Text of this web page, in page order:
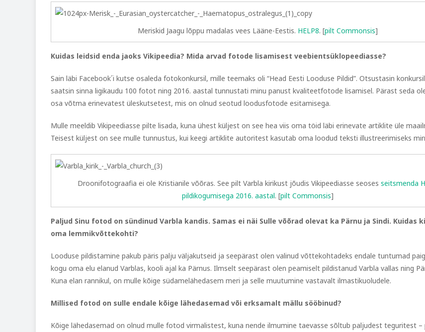
Meriskid Jaagu lõppu madalas vees Lääne-Eestis. HELP8. [pilt Commonsis]
Kuidas leidsid enda jaoks Vikipeedia? Mida arvad fotode lisamisest veebientsüklopeediasse?
Sain läbi Facebook´i kutse osaleda fotokonkursil, mille teemaks oli “Head Eesti Looduse Pildid”. Otsustasin
saatsin sinna ligikaudu 100 fotot ning 2016. aastal tunnustati minu panust kvaliteetfotode lisamisel. Pärast seda
osa võtma erinevatest üleskutsetest, mis on olnud seotud loodusfotode esitamisega.
Mulle meeldib Vikipeediasse pilte lisada, kuna ühest küljest on see hea viis oma töid läbi erinevate artiklite üle
Teisest küljest on see mulle tunnustus, kui keegi artiklite autoritest kasutab oma loodud teksti illustreerimiseks
Droonifotograafia ei ole Kristianile võõras. See pilt Varbla kirikust jõudis Vikipeediasse seoses seitsmenda
pildikogumisega 2016. aastal. [pilt Commonsis]
Paljud Sinu fotod on sündinud Varbla kandis. Samas ei näi Sulle võõrad olevat ka Pärnu ja Sindi. Kuidas
oma lemmikvõttekohti?
Looduse pildistamine pakub päris palju väljakutseid ja seepärast olen valinud võttekohtadeks endale tuntumad
kogu oma elu elanud Varblas, kooli ajal ka Pärnus. Ilmselt seepärast olen peamiselt pildistanud Varbla vallas ning
Kuna elan rannikul, on mulle kõige südamelähedasem meri ja selle muutumine vastavalt ilmastikuoludele.
Millised fotod on sulle endale kõige lähedasemad või erksamalt mällu sööbinud?
Kõige lähedasemad on olnud mulle fotod virmalistest, kuna nende ilmumine taevasse sõltub paljudest teguritest –